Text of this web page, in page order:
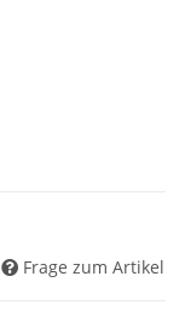
Frage zum Artikel